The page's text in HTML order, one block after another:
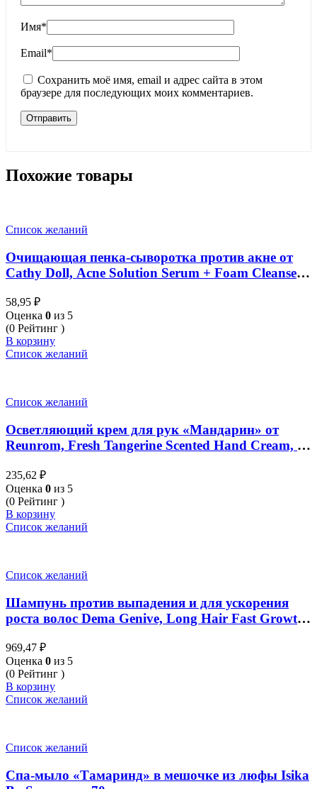
Имя*
Email*
Сохранить моё имя, email и адрес сайта в этом
браузере для последующих моих комментариев.
Похожие товары
Список желаний
Очищающая пенка-сыворотка против акне от
Cathy Doll, Acne Solution Serum + Foam Cleanser,
58,95 ₽
Оценка 0 из 5
(0 Рейтинг )
В корзину
Список желаний
Список желаний
Осветляющий крем для рук «Мандарин» от
Reunrom, Fresh Tangerine Scented Hand Cream, 30
235,62 ₽
Оценка 0 из 5
(0 Рейтинг )
В корзину
Список желаний
Список желаний
Шампунь против выпадения и для ускорения
роста волос Dema Genive, Long Hair Fast Growth
969,47 ₽
Оценка 0 из 5
(0 Рейтинг )
В корзину
Список желаний
Список желаний
Спа-мыло «Тамаринд» в мешочке из люфы Isika